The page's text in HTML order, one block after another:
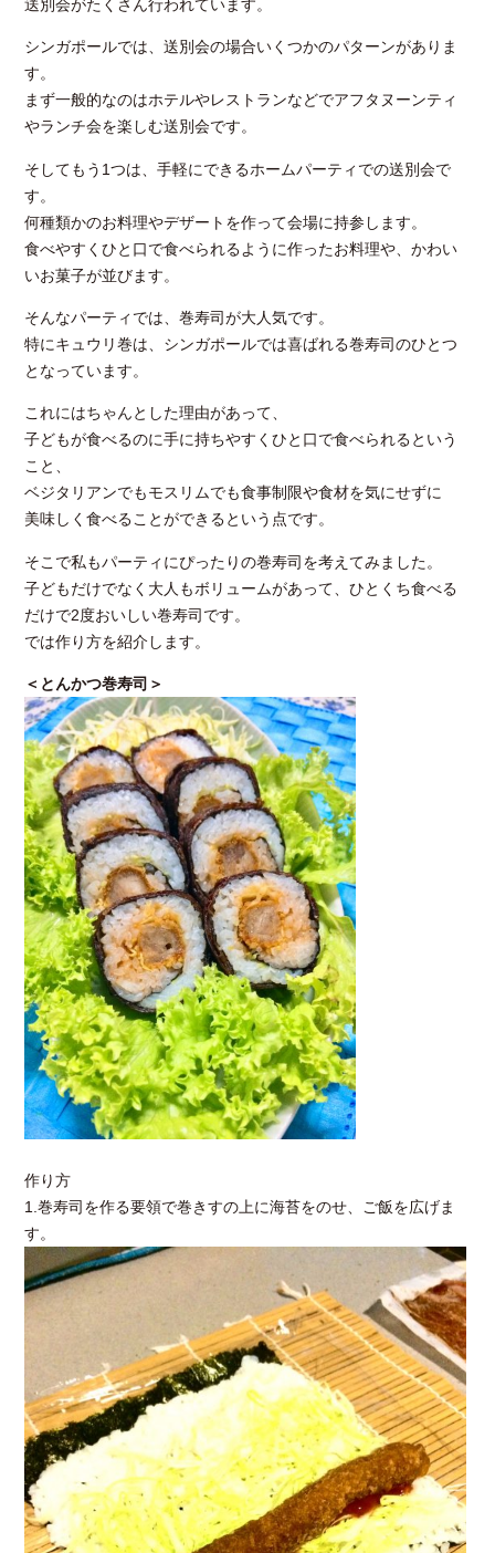
送別会がたくさん行われています。
シンガポールでは、送別会の場合いくつかのパターンがありま
す。
まず一般的なのはホテルやレストランなどでアフタヌーンティ
やランチ会を楽しむ送別会です。
そしてもう1つは、手軽にできるホームパーティでの送別会で
す。
何種類かのお料理やデザートを作って会場に持参します。
食べやすくひと口で食べられるように作ったお料理や、かわい
いお菓子が並びます。
そんなパーティでは、巻寿司が大人気です。
特にキュウリ巻は、シンガポールでは喜ばれる巻寿司のひとつ
となっています。
これにはちゃんとした理由があって、
子どもが食べるのに手に持ちやすくひと口で食べられるという
こと、
ベジタリアンでもモスリムでも食事制限や食材を気にせずに
美味しく食べることができるという点です。
そこで私もパーティにぴったりの巻寿司を考えてみました。
子どもだけでなく大人もボリュームがあって、ひとくち食べる
だけで2度おいしい巻寿司です。
では作り方を紹介します。
＜とんかつ巻寿司＞
作り方
1.巻寿司を作る要領で巻きすの上に海苔をのせ、ご飯を広げま
す。